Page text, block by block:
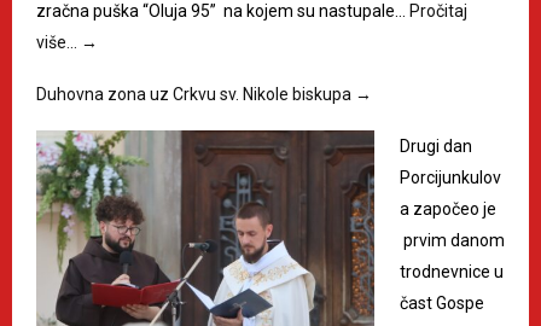
zračna puška “Oluja 95” na kojem su nastupale…
Pročitaj
više…
→
Duhovna zona uz Crkvu sv. Nikole biskupa →
Drugi dan
Porcijunkulov
a započeo je
prvim danom
trodnevnice u
čast Gospe